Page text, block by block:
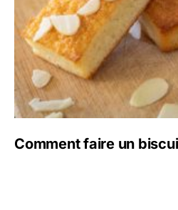
Comment faire un